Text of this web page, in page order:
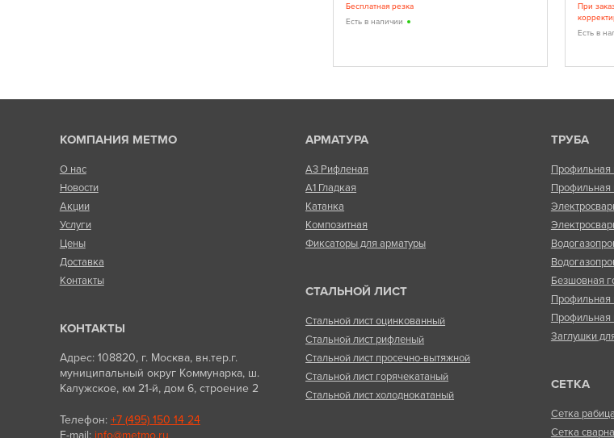
Бесплатная резка
Есть в наличии
При
Есть в
КОМПАНИЯ МЕТМО
О нас
Новости
Акции
Услуги
Цены
Доставка
Контакты
КОНТАКТЫ
Адрес: 108820, г. Москва, вн.тер.г.
муниципальный округ Коммунарка, ш.
Калужское, км 21-й, дом 6, строение 2
Телефон: +7 (495) 150 14 24
E-mail: info@metmo.ru
АРМАТУРА
А3 Рифленая
А1 Гладкая
Катанка
Композитная
Фиксаторы для арматуры
СТАЛЬНОЙ ЛИСТ
Стальной лист оцинкованный
Стальной лист рифленый
Стальной лист просечно-вытяжной
Стальной лист горячекатаный
Стальной лист холоднокатаный
ТРУБА
Профильная
Профильная
Безшовная
Профильная
Профильная
Заглушки
СЕТКА
Сетка рабица
Сетка